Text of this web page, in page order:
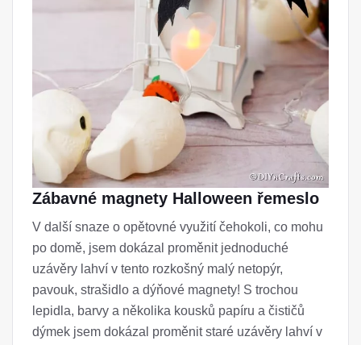
Zábavné magnety Halloween řemeslo
V další snaze o opětovné využití čehokoli, co mohu
po domě, jsem dokázal proměnit jednoduché
uzávěry lahví v tento rozkošný malý netopýr,
pavouk, strašidlo a dýňové magnety! S trochou
lepidla, barvy a několika kousků papíru a čističů
dýmek jsem dokázal proměnit staré uzávěry lahví v